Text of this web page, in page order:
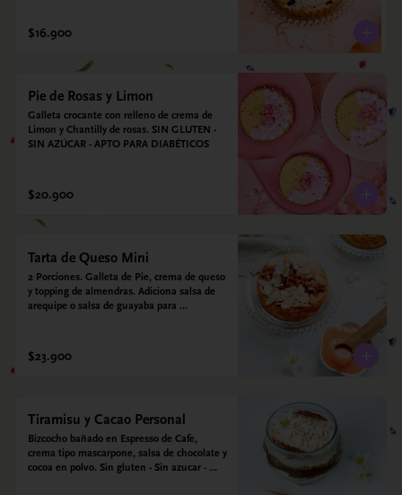
envuelve todos los sabores.
$16.900
Pie de Rosas y Limon
Galleta crocante con relleno de crema de
Limon y Chantilly de rosas. SIN GLUTEN -
SIN AZÚCAR - APTO PARA DIABÉTICOS
$20.900
Tarta de Queso Mini
2 Porciones. Galleta de Pie, crema de queso
y topping de almendras. Adiciona salsa de
arequipe o salsa de guayaba para
$23.900
Tiramisu y Cacao Personal
Bizcocho bañado en Espresso de Cafe,
crema tipo mascarpone, salsa de chocolate y
cocoa en polvo. Sin gluten - Sin azucar -